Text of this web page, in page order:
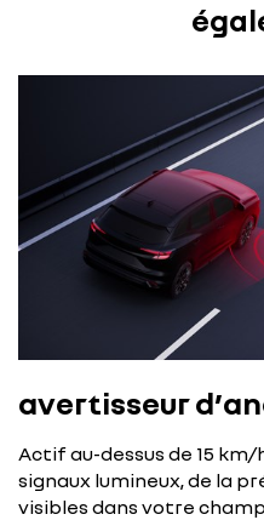
avertisseur
Actif au-dessus de 15
signaux lumineux, de la
visibles dans votre